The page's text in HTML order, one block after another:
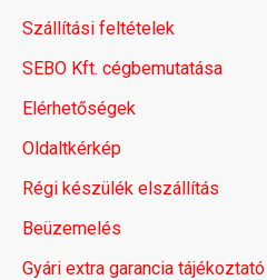
Szállítási feltételek
SEBO Kft. cégbemutatása
Elérhetőségek
Oldaltkérkép
Régi készülék elszállítás
Beüzemelés
Gyári extra garancia tájékoztató